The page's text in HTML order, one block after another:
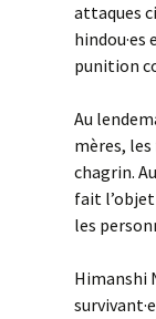
attaques
punition
Au
mères,
chagrin.
fait
les
Himanshi